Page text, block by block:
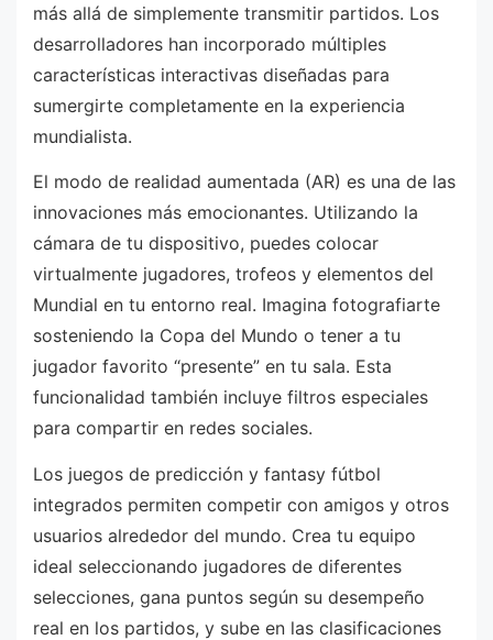
más allá de simplemente transmitir partidos. Los
desarrolladores han incorporado múltiples
características interactivas diseñadas para
sumergirte completamente en la experiencia
mundialista.
El modo de realidad aumentada (AR) es una de las
innovaciones más emocionantes. Utilizando la
cámara de tu dispositivo, puedes colocar
virtualmente jugadores, trofeos y elementos del
Mundial en tu entorno real. Imagina fotografiarte
sosteniendo la Copa del Mundo o tener a tu
jugador favorito “presente” en tu sala. Esta
funcionalidad también incluye filtros especiales
para compartir en redes sociales.
Los juegos de predicción y fantasy fútbol
integrados permiten competir con amigos y otros
usuarios alrededor del mundo. Crea tu equipo
ideal seleccionando jugadores de diferentes
selecciones, gana puntos según su desempeño
real en los partidos, y sube en las clasificaciones